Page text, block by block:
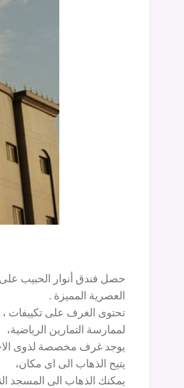
حصل فندق أنوار الحبيب
العصرية المميزة .
تحتوى الغرف على تكييفات
لممارسة التمارين الرياضية،
يوجد غرف مخصصة لذوى
يتيح الذهاب الى اى مكان،